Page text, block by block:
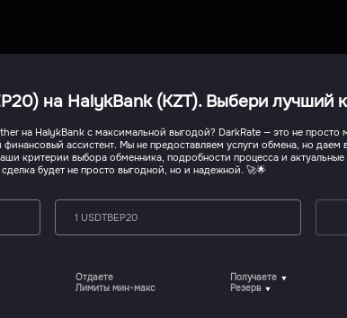
на HalykBank (KZT). Выбери лучший
на HalykBank с максимальной выгодой? DarkRate — это не просто
ассистент. Мы не предоставляем услуги обмена, но
критерии выбора обменника, подробности процесса и актуальные
будет не просто выгодной, но и надежной. 🚀🌟
1 USDTBEP20
Отдаете
Лимиты мин-макс
Получаете
Резерв